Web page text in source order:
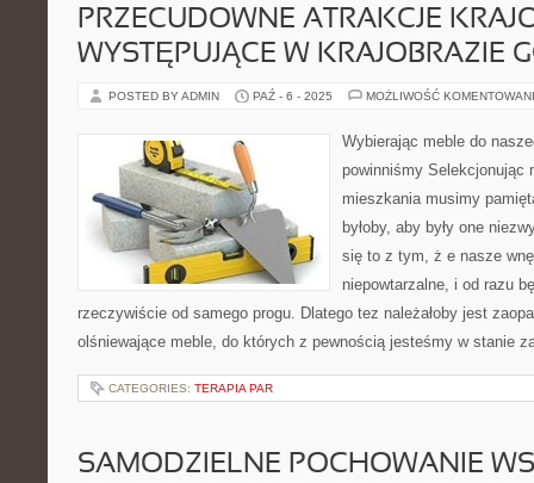
PRZECUDOWNE ATRAKCJE
WYSTĘPUJĄCE W KRAJOBRAZIE
POSTED BY ADMIN PAŹ - 6 - 2025 MOŻLIWOŚĆ
Wybierając meble do
powinniśmy Selekcjonując
mieszkania musimy
byłoby, aby były one
się to z tym, ż e nasze
niepowtarzalne, i od razu
rzeczywiście od samego progu. Dlatego tez należałoby jest
olśniewające meble, do których z pewnością jesteśmy w stanie
CATEGORIES: TERAPIA PAR
SAMODZIELNE POCHOWANIE